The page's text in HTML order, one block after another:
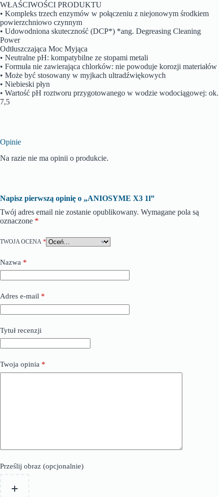
WŁAŚCIWOŚCI PRODUKTU
• Kompleks trzech enzymów w połączeniu z niejonowym środkiem
powierzchniowo czynnym
• Udowodniona skuteczność (DCP*) *ang. Degreasing Cleaning
Power
Odtłuszczająca Moc Myjąca
• Neutralne pH: kompatybilne ze stopami metali
• Formuła nie zawierająca chlorków: nie powoduje korozji materiałów
• Może być stosowany w myjkach ultradźwiękowych
• Niebieski płyn
• Wartość pH roztworu przygotowanego w wodzie wodociągowej: ok.
7,5
Opinie
Na razie nie ma opinii o produkcie.
Napisz pierwszą opinię o „ANIOSYME X3 1l”
Twój adres email nie zostanie opublikowany. Wymagane pola są
oznaczone *
TWOJA OCENA *
Nazwa *
Adres e-mail *
Tytuł recenzji
Twoja opinia *
Prześlij obraz (opcjonalnie)